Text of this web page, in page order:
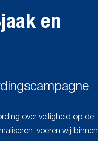
en
over veiligheid op de
voeren wij binnen